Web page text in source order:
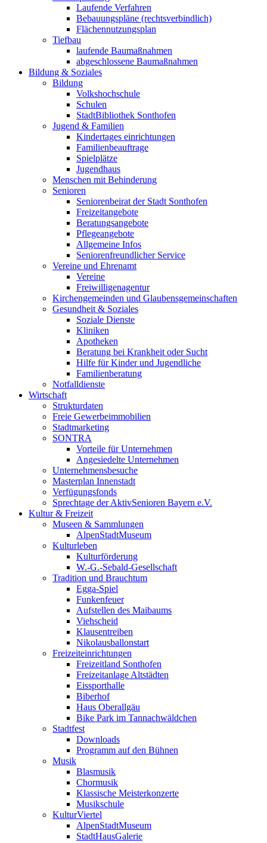
Laufende Verfahren
Bebauungspläne (rechtsverbindlich)
Flächennutzungsplan
Tiefbau
laufende Baumaßnahmen
abgeschlossene Baumaßnahmen
Bildung & Soziales
Bildung
Volkshochschule
Schulen
StadtBibliothek Sonthofen
Jugend & Familien
Kindertages einrichtungen
Familienbeauftrage
Spielplätze
Jugendhaus
Menschen mit Behinderung
Senioren
Seniorenbeirat der Stadt Sonthofen
Freizeitangebote
Beratungsangebote
Pflegeangebote
Allgemeine Infos
Seniorenfreundlicher Service
Vereine und Ehrenamt
Vereine
Freiwilligenagentur
Kirchengemeinden und Glaubensgemeinschaften
Gesundheit & Soziales
Soziale Dienste
Kliniken
Apotheken
Beratung bei Krankheit oder Sucht
Hilfe für Kinder und Jugendliche
Familienberatung
Notfalldienste
Wirtschaft
Strukturdaten
Freie Gewerbeimmobilien
Stadtmarketing
SONTRA
Vorteile für Unternehmen
Angesiedelte Unternehmen
Unternehmensbesuche
Masterplan Innenstadt
Verfügungsfonds
Sprechtage der AktivSenioren Bayern e.V.
Kultur & Freizeit
Museen & Sammlungen
AlpenStadtMuseum
Kulturleben
Kulturförderung
W.-G.-Sebald-Gesellschaft
Tradition und Brauchtum
Egga-Spiel
Funkenfeuer
Aufstellen des Maibaums
Viehscheid
Klausentreiben
Nikolausballonstart
Freizeiteinrichtungen
Freizeitland Sonthofen
Freizeitanlage Altstädten
Eissporthalle
Biberhof
Haus Oberallgäu
Bike Park im Tannachwäldchen
Stadtfest
Downloads
Programm auf den Bühnen
Musik
Blasmusik
Chormusik
Klassische Meisterkonzerte
Musikschule
KulturViertel
AlpenStadtMuseum
StadtHausGalerie